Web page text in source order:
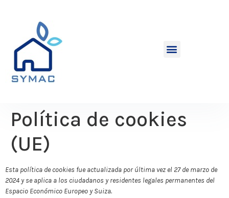
Política de cookies
(UE)
Esta política de cookies fue actualizada por última vez el 27 de marzo de
2024 y se aplica a los ciudadanos y residentes legales permanentes del
Espacio Económico Europeo y Suiza.